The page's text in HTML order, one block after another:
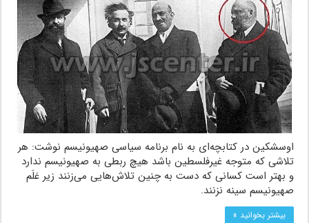
اوسشکین در کتابچه‌ای به نام برنامه سیاسی صهیونیسم نوشت: هر
تلاشی که متوجه غیرفلسطین باشد هیچ ربطی به صهیونیسم ندارد
و بهتر است کسانی که دست به چنین تلاش‌هایی می‌زنند زیر عَلَم
صهیونیسم سینه نزنند.
بیشتر بخوانید »